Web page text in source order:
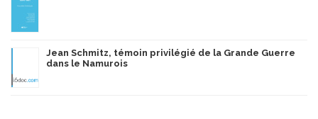
Jean Schmitz, témoin privilégié de la Grande Guerre
dans le Namurois